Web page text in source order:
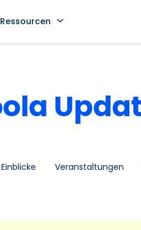
Ressourcen
Einblicke Veranstaltungen